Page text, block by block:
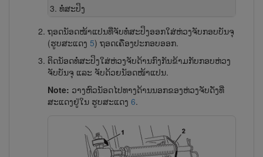
ທໍ່ສະປິງ
ຖອດນັອດໜ້າແປນທີ່ຈັບທໍ່ສະປິງອອກໃສ່ຫ່ວງ​ຈັບກອບບັນຈຸ
(ຮູບສະແດງ 5) ຖອດເຄື່ອງປະກອບອອກ.
ຕິດນັອດທໍ່ສະປິງໃສ່ຫ່ວງ​ຈັບດ້ານກົງກັນຂ້າມກັບກອບຫ່ວງ​
ຈັບບັນຈຸ ແລະ ຈັບດ້ວຍນັອດໜ້າແປນ.
Note: ວາງຫົວນັອດໄປທາງດ້ານນອກຂອງຫ່ວງຈັບດັ່ງທີ່
ສະແດງຢູ່ໃນ ຮູບສະແດງ 6.